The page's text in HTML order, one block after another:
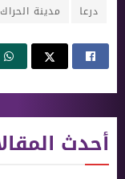
درعا
مدينة الحراك
أحدث